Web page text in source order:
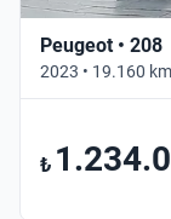
Peugeot • 208
₺